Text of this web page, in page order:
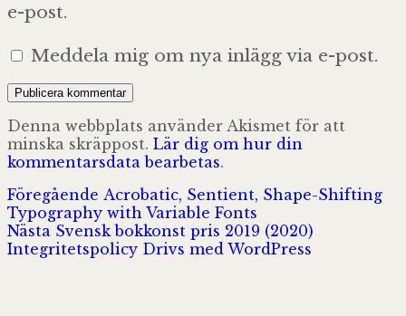
e-post.
Meddela mig om nya inlägg via e-post.
Denna webbplats använder Akismet för att
minska skräppost. Lär dig om hur din
kommentarsdata bearbetas.
Inläggsnavigering
Föregående Föregående
inlägg:
Acrobatic, Sentient, Shape-Shifting
Typography with Variable Fonts
Nästa Nästa
inlägg:
Svensk bokkonst pris 2019 (2020)
Integritetspolicy Drivs med WordPress